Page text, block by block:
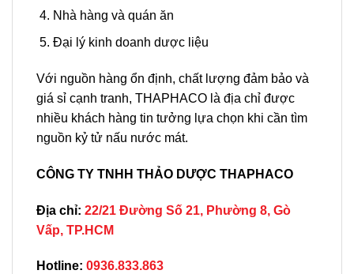
Nhà hàng và quán ăn
Đại lý kinh doanh dược liệu
Với nguồn hàng ổn định, chất lượng đảm bảo và
giá sỉ cạnh tranh, THAPHACO là địa chỉ được
nhiều khách hàng tin tưởng lựa chọn khi cần tìm
nguồn kỷ tử nấu nước mát.
CÔNG TY TNHH THẢO DƯỢC THAPHACO
Địa chỉ: 22/21 Đường Số 21, Phường 8, Gò
Vấp, TP.HCM
Hotline: 0936.833.863